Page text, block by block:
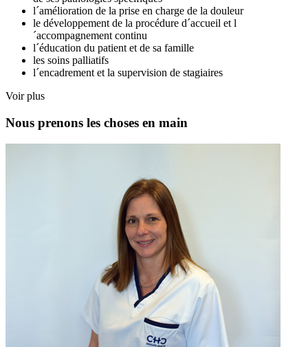
l´amélioration de la prise en charge de la douleur
le développement de la procédure d´accueil et l
´accompagnement continu
l´éducation du patient et de sa famille
les soins palliatifs
l´encadrement et la supervision de stagiaires
Voir plus
Nous prenons les choses en main